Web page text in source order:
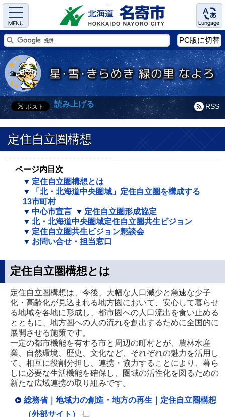
Menu Language
PC版に切替
RSS
読み上げる
定住自立圏構想
ページ内目次
定住自立圏構想とは
「北・北海道中央圏域」定住自立圏を構成する
13市町村
中心市宣言
定住自立圏形成協定
北・北海道中央圏域定住自立圏共生ビジョン
定住自立圏共生ビジョン懇談会
お問い合せ・担当窓口
定住自立圏構想とは
定住自立圏構想は、今後、大幅な人口減少と急速な少子
化・高齢化が見込まれる地方圏において、安心して暮らせ
る地域を各地に形成し、都市圏への人口流出を食い止める
とともに、地方圏への人の流れを創出するために全国的に
展開させる施策です。
一定の都市機能を有する市と周辺の町村とが、農林水産
業、自然環境、歴史、文化など、それぞれの魅力を活用し
て、相互に役割分担し、連携・協力することにより、暮ら
しに必要な生活機能を確保し、圏域の活性化を図るための
新たな広域連携の取り組みです。
総務省｜地域力の創造・地方の再生｜定住自立圏構想
（外部サイト）